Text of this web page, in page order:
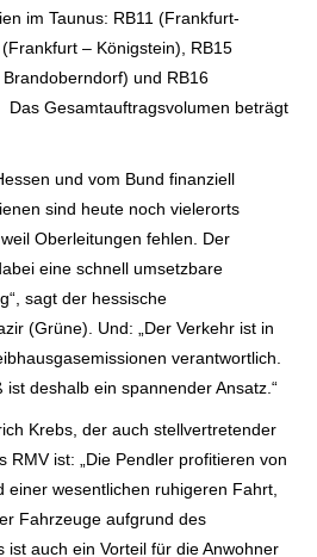
im Taunus: RB11 (Frankfurt-
– Königstein), RB15
und RB16
Gesamtauftragsvolumen beträgt
und vom Bund finanziell
sind heute noch vielerorts
Oberleitungen fehlen. Der
eine schnell umsetzbare
sagt der hessische
(Grüne). Und: „Der Verkehr ist in
verantwortlich.
deshalb ein spannender Ansatz.“
Krebs, der auch stellvertretender
RMV ist: „Die Pendler profitieren von
einer wesentlichen ruhigeren Fahrt,
Fahrzeuge aufgrund des
ist auch ein Vorteil für die Anwohner